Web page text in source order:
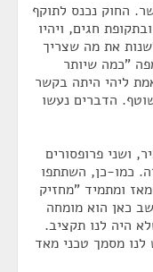
החוק נכנס לתוקף
חגים, ויהיו
את מה שצריך
"כמה שיותר
ליהי היתה בקשר
הדברים נעשו
ושני פרופסורים
כמו-כן, השתתפו
ומתמיד "מחזיק
כאן הוא מומחה
היה לנו תקציב.
מסמך טכני מאד